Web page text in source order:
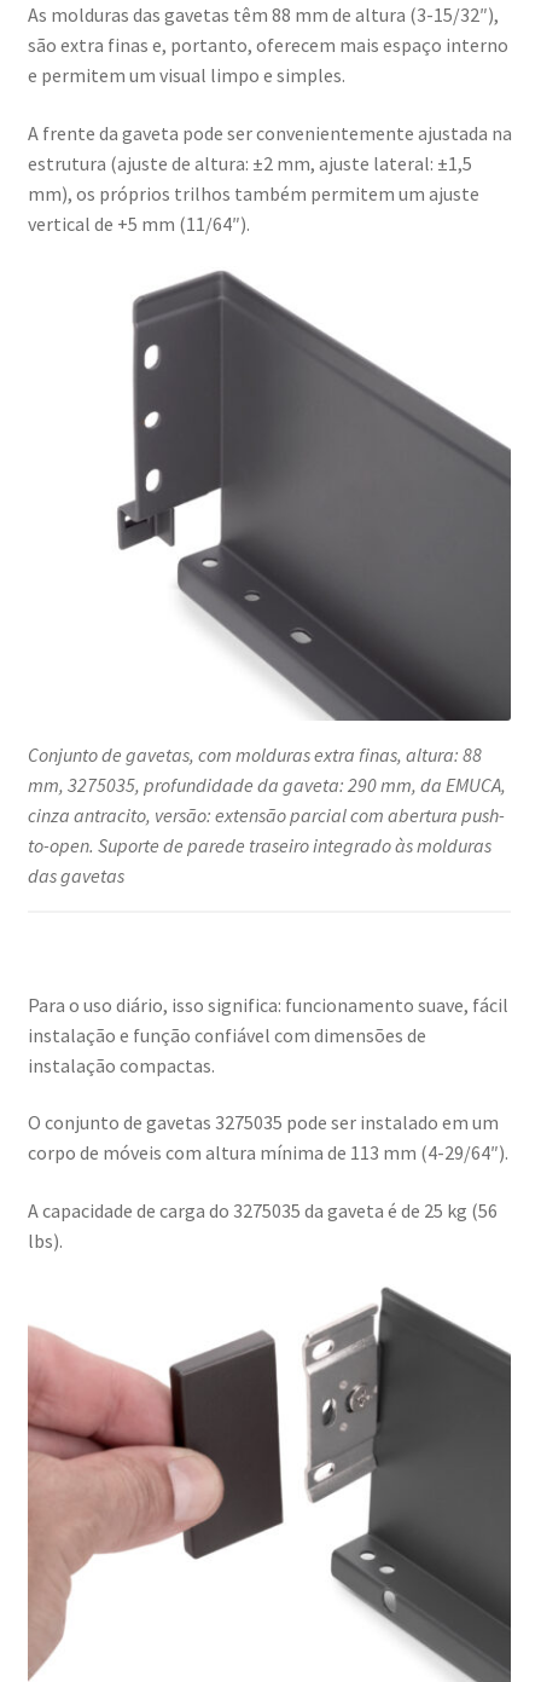
As molduras das gavetas têm 88 mm de altura (3-15/32″),
são extra finas e, portanto, oferecem mais espaço interno
e permitem um visual limpo e simples.
A frente da gaveta pode ser convenientemente ajustada na
estrutura (ajuste de altura: ±2 mm, ajuste lateral: ±1,5
mm), os próprios trilhos também permitem um ajuste
vertical de +5 mm (11/64″).
Conjunto de gavetas, com molduras extra finas, altura: 88
mm, 3275035, profundidade da gaveta: 290 mm, da EMUCA,
cinza antracito, versão: extensão parcial com abertura push-
to-open. Suporte de parede traseiro integrado às molduras
das gavetas
Para o uso diário, isso significa: funcionamento suave, fácil
instalação e função confiável com dimensões de
instalação compactas.
O conjunto de gavetas 3275035 pode ser instalado em um
corpo de móveis com altura mínima de 113 mm (4-29/64″).
A capacidade de carga do 3275035 da gaveta é de 25 kg (56
lbs).